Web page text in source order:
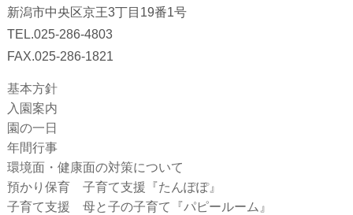
新潟市中央区京王3丁目19番1号
TEL.025-286-4803
FAX.025-286-1821
基本方針
入園案内
園の一日
年間行事
環境面・健康面の対策について
預かり保育 子育て支援『たんぽぽ』
子育て支援 母と子の子育て『パピールーム』